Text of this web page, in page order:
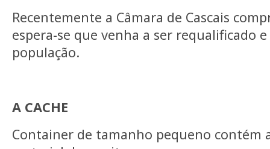
Recentemente a Câmara de Cascais
espera-se que venha a ser requalificado
população.
A CACHE
Container de tamanho pequeno contém